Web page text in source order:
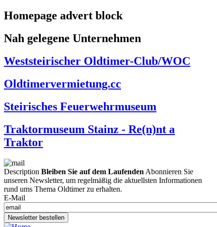
Homepage advert block
Nah gelegene Unternehmen
Weststeirischer Oldtimer-Club/WOC
Oldtimervermietung.cc
Steirisches Feuerwehrmuseum
Traktormuseum Stainz - Re(n)nt a
Traktor
Description Bleiben Sie auf dem Laufenden Abonnieren Sie
unseren Newsletter, um regelmäßig die aktuellsten Informationen
rund ums Thema Oldtimer zu erhalten.
E-Mail
Newsletter bestellen